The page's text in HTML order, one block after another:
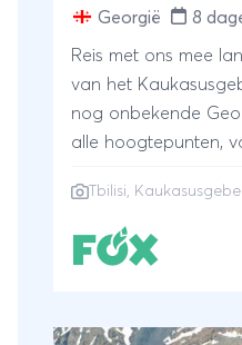
Georgië 8
Reis met ons mee
van het
nog onbekende
alle hoogtepunten,
met hooggelegen
grotsteden en de
Tbilisi,